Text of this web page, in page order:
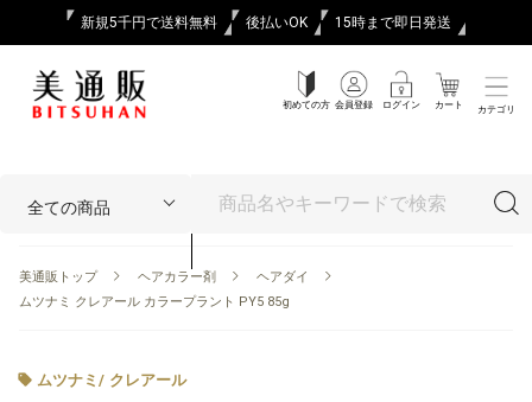
新規5千円で送料無料 後払いOK 15時まで即日発送
初めての方 会員登録 ログイン カート カテゴリ
美通販トップ ヘアカラー剤
ヘアダイ
ムツナミ クレアール カラープラント PY5 85g
ムツナミ / クレアール